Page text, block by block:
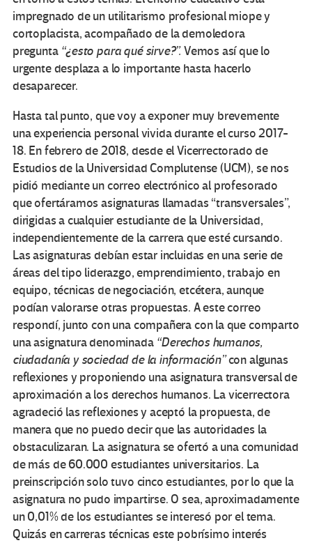
impregnado de un utilitarismo profesional miope y
cortoplacista, acompañado de la demoledora
pregunta “¿esto para qué sirve?”.Vemos así que lo
urgente desplaza a lo importante hasta hacerlo
desaparecer.
Hasta tal punto, que voy a exponer muy brevemente
una experiencia personal vivida durante el curso 2017-
18. En febrero de 2018, desde el Vicerrectorado de
Estudios de la Universidad Complutense (UCM), se nos
pidió mediante un correo electrónico al profesorado
que ofertáramos asignaturas llamadas “transversales”,
dirigidas a cualquier estudiante de la Universidad,
independientemente de la carrera que esté cursando.
Las asignaturas debían estar incluidas en una serie de
áreas del tipo liderazgo, emprendimiento, trabajo en
equipo, técnicas de negociación, etcétera, aunque
podían valorarse otras propuestas. A este correo
respondí, junto con una compañera con la que comparto
una asignatura denominada “Derechos humanos,
ciudadanía y sociedad de la información”con algunas
reflexiones y proponiendo una asignatura transversal de
aproximación a los derechos humanos. La vicerrectora
agradeció las reflexiones y aceptó la propuesta, de
manera que no puedo decir que las autoridades la
obstaculizaran. La asignatura se ofertó a una comunidad
de más de 60.000 estudiantes universitarios. La
preinscripción solo tuvo cinco estudiantes, por lo que la
asignatura no pudo impartirse. O sea, aproximadamente
un 0,01% de los estudiantes se interesó por el tema.
Quizás en carreras técnicas este pobrísimo interés